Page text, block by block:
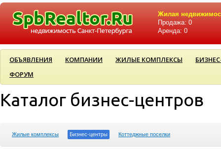
Жилая
Продажа: 0
Аренда: 0
ОБЪЯВЛЕНИЯ КОМПАНИИ ЖИЛЫЕ КОМПЛЕКСЫ
ФОРУМ
Каталог бизнес-центров
Жилые комплексы Бизнес-центры Коттеджные поселки